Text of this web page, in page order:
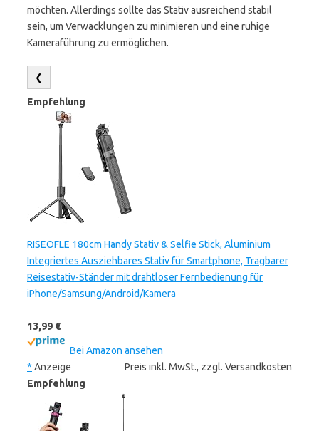
möchten. Allerdings sollte das Stativ ausreichend stabil
sein, um Verwacklungen zu minimieren und eine ruhige
Kameraführung zu ermöglichen.
❮
Empfehlung
RISEOFLE 180cm Handy Stativ & Selfie Stick, Aluminium
Integriertes Ausziehbares Stativ für Smartphone, Tragbarer
Reisestativ-Ständer mit drahtloser Fernbedienung für
iPhone/Samsung/Android/Kamera
13,99 €
Bei Amazon ansehen
* Anzeige
Preis inkl. MwSt., zzgl. Versandkosten
Empfehlung